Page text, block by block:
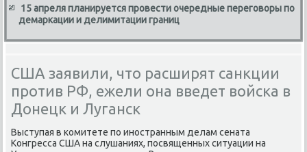
15 апреля планируется провести очередные переговоры по
демаркации и делимитации границ
США заявили, что расширят санкции
против РФ, ежели она введет войска в
Донецк и Луганск
Выступая в комитете по иностранным делам сената
Конгресса США на слушаниях, посвященных ситуации на